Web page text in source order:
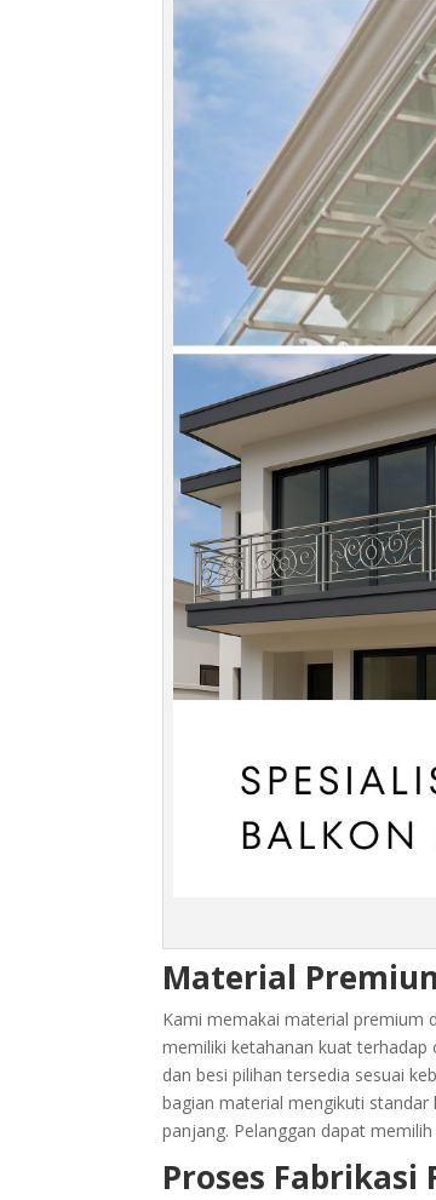
Material
Kami memakai material premium
memiliki ketahanan kuat terhadap
dan besi pilihan tersedia sesuai
bagian material mengikuti
panjang. Pelanggan dapat
Proses